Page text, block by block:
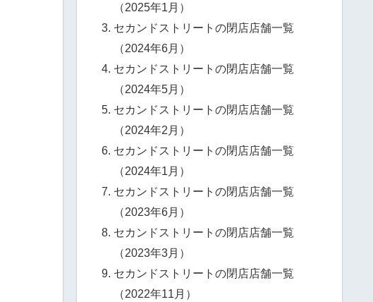
（2025年1月）
セカンドストリートの閉店店舗一覧
（2024年6月）
セカンドストリートの閉店店舗一覧
（2024年5月）
セカンドストリートの閉店店舗一覧
（2024年2月）
セカンドストリートの閉店店舗一覧
（2024年1月）
セカンドストリートの閉店店舗一覧
（2023年6月）
セカンドストリートの閉店店舗一覧
（2023年3月）
セカンドストリートの閉店店舗一覧
（2022年11月）